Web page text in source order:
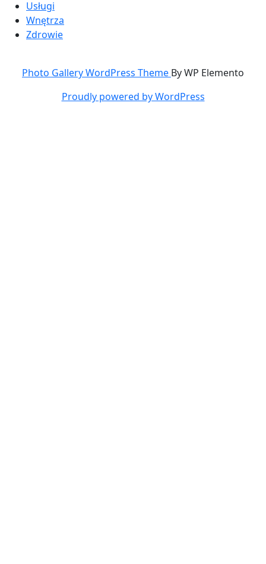
Usługi
Wnętrza
Zdrowie
Photo Gallery WordPress Theme By WP Elemento
Proudly powered by WordPress